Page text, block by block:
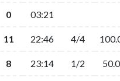
0 03:21
11 22:46 4/4
8 23:14 1/2 50.0
0 03:21
11 22:46 4/4
8 23:14 1/2 50.0